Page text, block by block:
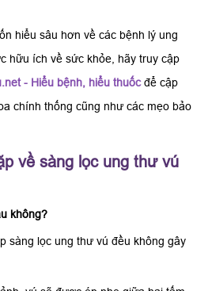
hiểu sâu hơn về các bệnh lý ung
hữu ích về sức khỏe, hãy truy cập
- Hiểu bệnh, hiểu thuốcđể cập
chính thống cũng như các mẹo bảo
về sàng lọc ung thư vú
không?
sàng lọc ung thư vú đều không gây